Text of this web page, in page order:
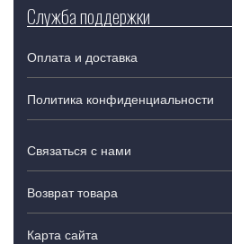
Служба поддержки
Оплата и доставка
Политика конфиденциальности
Связаться с нами
Возврат товара
Карта сайта